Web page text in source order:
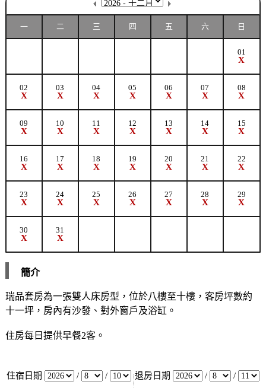
一 二 三 四 五 六 日
01
X
02
X
03
X
04
X
05
X
06
X
07
X
08
X
09
X
10
X
11
X
12
X
13
X
14
X
15
X
16
X
17
X
18
X
19
X
20
X
21
X
22
X
23
X
24
X
25
X
26
X
27
X
28
X
29
X
30
X
31
X
簡介
瑞品套房為一張雙人床房型，位於八樓至十樓，客房坪數約
十一坪，房內有沙發、對外窗戶及浴缸。
住房每日提供早餐2客。
住宿日期 / / 退房日期 / /